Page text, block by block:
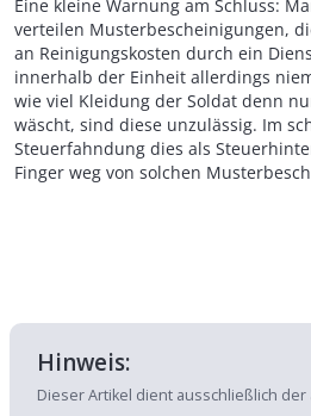
Eine kleine Warnung am Schluss:
verteilen Musterbescheinigungen,
an Reinigungskosten durch ein
innerhalb der Einheit allerdings
wie viel Kleidung der Soldat denn
wäscht, sind diese unzulässig. Im
Steuerfahndung dies als
Finger weg von solchen
Hinweis:
Dieser Artikel dient ausschließlich